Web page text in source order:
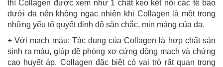
thì Collagen được xem như 1 chất keo kết nối các tế bào
dưới da nên không ngạc nhiên khi Collagen là một trong
những yếu tố quyết định độ săn chắc, mịn màng của da.
+ Với mạch máu: Tác dụng của Collagen là hợp chất sản
sinh ra máu, giúp đề phòng xơ cứng động mạch và chứng
cao huyết áp. Collagen đặc biệt có vai trò rất quan trọng